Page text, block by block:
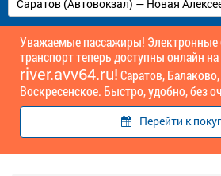
Уважаемые пассажиры! Электронные
транспорт теперь доступны онлайн на
river.avv64.ru!Саратов,
Воскресенское. Быстро, удобно, без
Перейти к